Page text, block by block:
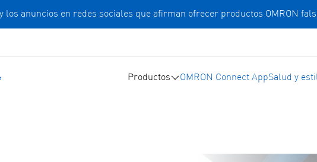
anuncios en redes sociales que afirman ofrecer productos OMRON
Productos OMRON Connect AppSalud y